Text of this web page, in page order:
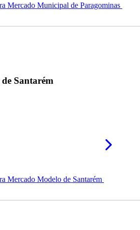
Mercado Municipal de Paragominas
Santarém
Mercado Modelo de Santarém